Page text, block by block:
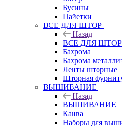
Бусины
Пайетки
ВСЕ ДЛЯ ШТОР
Назад
ВСЕ ДЛЯ ШТОР
Бахрома
Бахрома
Ленты шторные
Шторная
ВЫШИВАНИЕ
Назад
ВЫШИВАНИЕ
Канва
Наборы для